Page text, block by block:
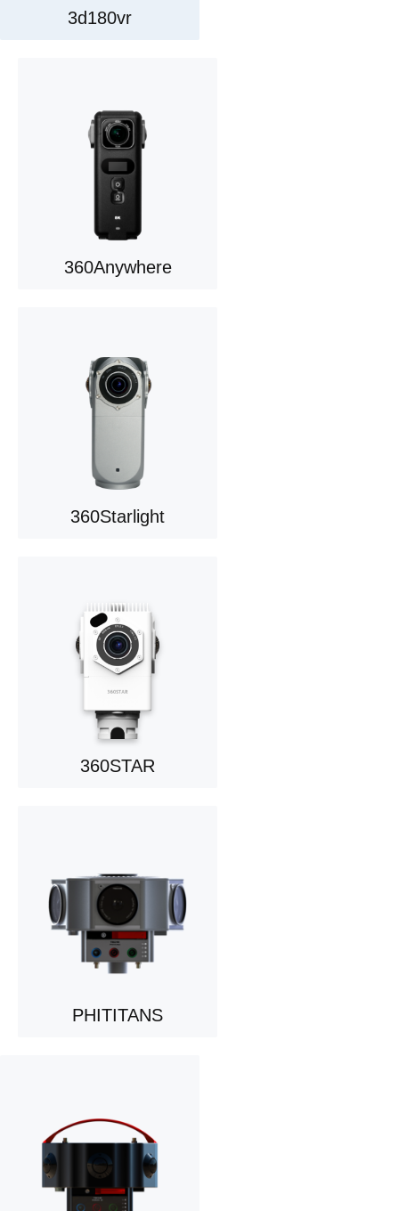
3d180vr
360Anywhere
360Starlight
360STAR
PHITITANS